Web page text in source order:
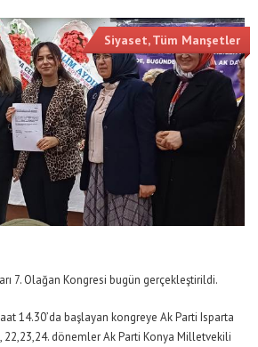
Siyaset,Tüm Manşetler
7. Olağan Kongresi bugün gerçekleştirildi.
14.30’da başlayan kongreye Ak Parti Isparta
dönemler Ak Parti Konya Milletvekili